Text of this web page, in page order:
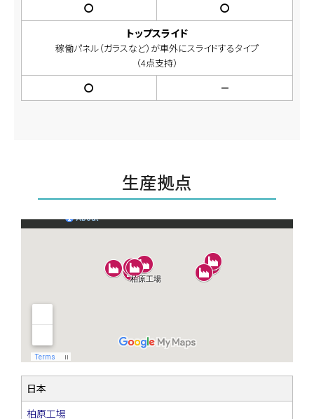
〇
〇
トップスライド
稼働パネル（ガラスなど）が車外にスライドするタイプ
（4点支持）
〇 －
生産拠点
日本
柏原工場